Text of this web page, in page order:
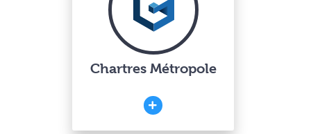
Chartres Métropole